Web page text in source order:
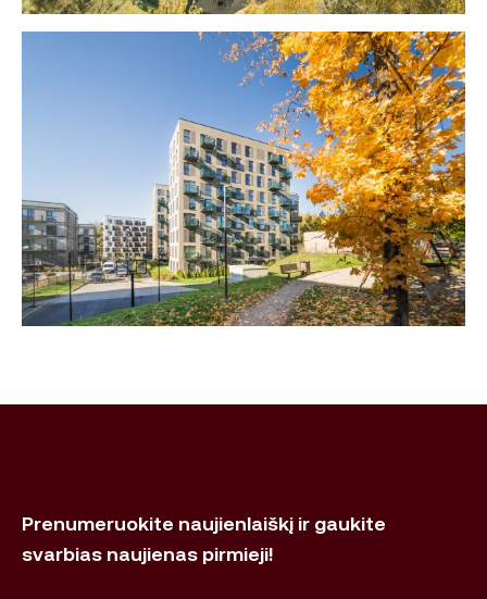
Prenumeruokite naujienlaiškį ir gaukite
svarbias naujienas pirmieji!